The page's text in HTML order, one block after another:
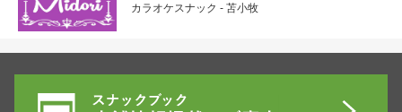
カラオケスナック - 苫小牧